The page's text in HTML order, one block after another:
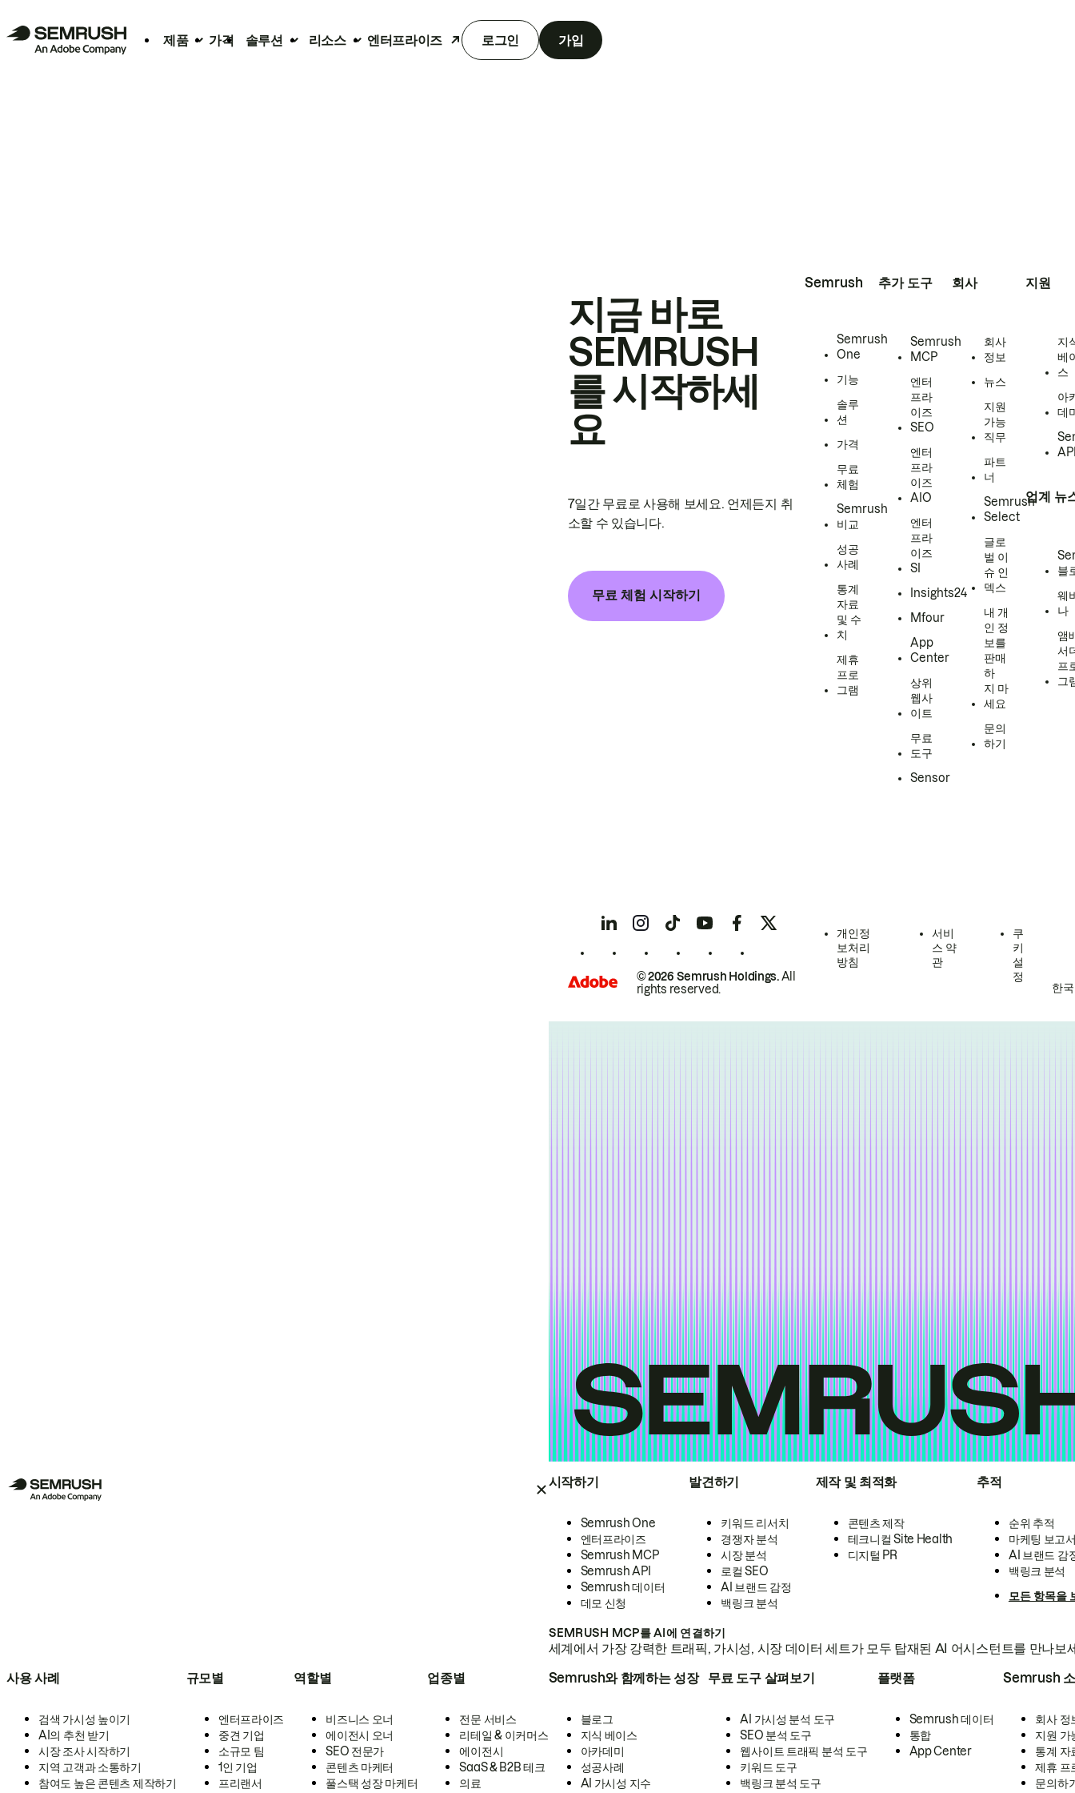
제품 가격 솔루션 리소스 엔터프라이즈 로그인 가입
시작하기
Semrush One
엔터프라이즈
Semrush MCP
Semrush API
Semrush 데이터
데모 신청
발견하기
키워드 리서치
경쟁자 분석
시장 분석
로컬 SEO
AI 브랜드 감정
백링크 분석
제작 및 최적화
콘텐츠 제작
테크니컬 Site Health
디지털 PR
추적
순위 추적
마케팅 보고
AI 브랜드 감
백링크 분석
모든 항목을
SEMRUSH MCP를 AI에 연결하기
세계에서 가장 강력한 트래픽, 가시성, 시장 데이터 세트가 모두 탑재된 AI 어시스턴트를 만나보
사용 사례
검색 가시성 높이기
AI의 추천 받기
시장 조사 시작하기
지역 고객과 소통하기
참여도 높은 콘텐츠 제작하기
규모별
엔터프라이즈
중견 기업
소규모 팀
1인 기업
프리랜서
역할별
비즈니스 오너
에이전시 오너
SEO 전문가
콘텐츠 마케터
풀스택 성장 마케터
업종별
전문 서비스
리테일 & 이커머스
에이전시
SaaS & B2B 테크
의료
Semrush와 함께하는 성장
블로그
지식 베이스
아카데미
성공사례
AI 가시성 지수
무료 도구 살펴보기
AI 가시성 분석 도구
SEO 분석 도구
웹사이트 트래픽 분석 도구
키워드 도구
백링크 분석 도구
플랫폼
Semrush 데이터
통합
App Center
Semrush
회사 정
지원 가
통계 자
제휴 프
문의하
지금 바로
SEMRUSH
를 시작하세
요
7일간 무료로 사용해 보세요. 언제든지 취
소할 수 있습니다.
무료 체험 시작하기
Semrush
Semrush
One
기능
솔루
션
가격
무료
체험
Semrush
비교
성공
사례
통계
자료
및 수
치
제휴
프로
그램
추가 도구
Semrush
MCP
엔터
프라
이즈
SEO
엔터
프라
이즈
AIO
엔터
프라
이즈
SI
Insights24
Mfour
App
Center
상위
웹사
이트
무료
도구
Sensor
회사
회사
정보
뉴스
지원
가능
직무
파트
너
Semrush
Select
글로
벌 이
슈 인
덱스
내 개
인 정
보를
판매
하
지 마
세요
문의
하기
지원
지
베
스
아
데
업계 뉴
블
웨
나
앰
서
프
그
© 2026 Semrush Holdings.All
rights reserved.
개인정
보처리
방침
서비
스 약
관
쿠
키
설
정
한